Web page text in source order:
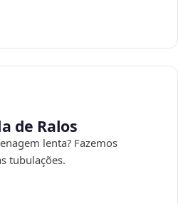
de Ralos
lenta? Fazemos
tubulações.